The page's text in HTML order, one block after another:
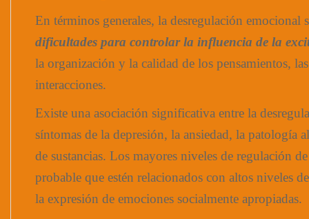
En términos generales, la desregulación emocional
dificultades para controlar la influencia de la
la organización y la calidad de los pensamientos,
interacciones.
Existe una asociación significativa entre la
síntomas de la depresión, la ansiedad, la patología
de sustancias. Los mayores niveles de regulación
probable que estén relacionados con altos niveles
la expresión de emociones socialmente apropiadas.